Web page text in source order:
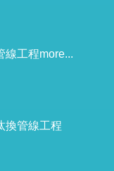
線工程more...
換管線工程